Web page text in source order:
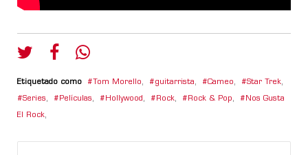
Etiquetado como Tom Morello, guitarrista, Cameo, Star Trek,
Series, Películas, Hollywood , Rock, Rock & Pop, Nos Gusta
El Rock,